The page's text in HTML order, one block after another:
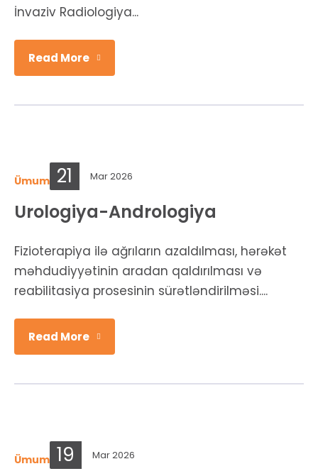
İnvaziv Radiologiya...
Read More
21 Mar 2026
Ümumi şöbələr
Urologiya-Andrologiya
Fizioterapiya ilə ağrıların azaldılması, hərəkət
məhdudiyyətinin aradan qaldırılması və
reabilitasiya prosesinin sürətləndirilməsi....
Read More
19 Mar 2026
Ümumi şöbələr